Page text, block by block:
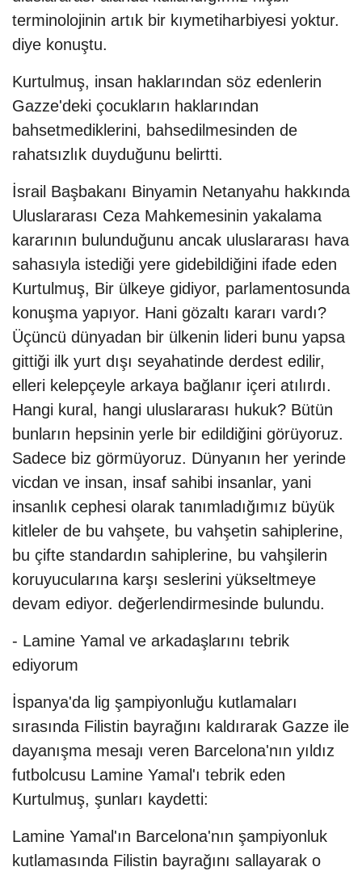
terminolojinin artık bir kıymetiharbiyesi yoktur.
diye konuştu.
Kurtulmuş, insan haklarından söz edenlerin
Gazze'deki çocukların haklarından
bahsetmediklerini, bahsedilmesinden de
rahatsızlık duyduğunu belirtti.
İsrail Başbakanı Binyamin Netanyahu hakkında
Uluslararası Ceza Mahkemesinin yakalama
kararının bulunduğunu ancak uluslararası hava
sahasıyla istediği yere gidebildiğini ifade eden
Kurtulmuş, Bir ülkeye gidiyor, parlamentosunda
konuşma yapıyor. Hani gözaltı kararı vardı?
Üçüncü dünyadan bir ülkenin lideri bunu yapsa
gittiği ilk yurt dışı seyahatinde derdest edilir,
elleri kelepçeyle arkaya bağlanır içeri atılırdı.
Hangi kural, hangi uluslararası hukuk? Bütün
bunların hepsinin yerle bir edildiğini görüyoruz.
Sadece biz görmüyoruz. Dünyanın her yerinde
vicdan ve insan, insaf sahibi insanlar, yani
insanlık cephesi olarak tanımladığımız büyük
kitleler de bu vahşete, bu vahşetin sahiplerine,
bu çifte standardın sahiplerine, bu vahşilerin
koruyucularına karşı seslerini yükseltmeye
devam ediyor. değerlendirmesinde bulundu.
- Lamine Yamal ve arkadaşlarını tebrik
ediyorum
İspanya'da lig şampiyonluğu kutlamaları
sırasında Filistin bayrağını kaldırarak Gazze ile
dayanışma mesajı veren Barcelona'nın yıldız
futbolcusu Lamine Yamal'ı tebrik eden
Kurtulmuş, şunları kaydetti:
Lamine Yamal'ın Barcelona'nın şampiyonluk
kutlamasında Filistin bayrağını sallayarak o